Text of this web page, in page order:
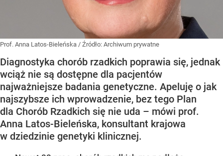
Prof. Anna Latos-Bieleńska / Źródło: Archiwum prywatne
Diagnostyka chorób rzadkich poprawia się, jednak
wciąż nie są dostępne dla pacjentów
najważniejsze badania genetyczne. Apeluję o jak
najszybsze ich wprowadzenie, bez tego Plan
dla Chorób Rzadkich się nie uda – mówi prof.
Anna Latos-Bieleńska, konsultant krajowa
w dziedzinie genetyki klinicznej.